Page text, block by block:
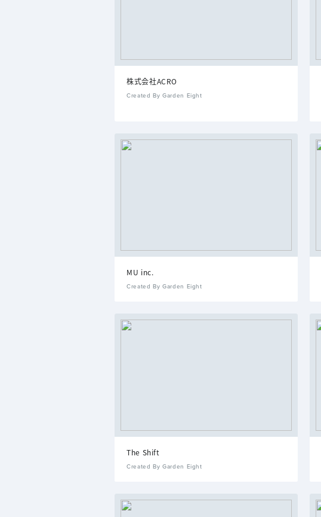
株式会社ACRO
Created By Garden Eight
MU inc.
Created By Garden Eight
The Shift
Created By Garden Eight